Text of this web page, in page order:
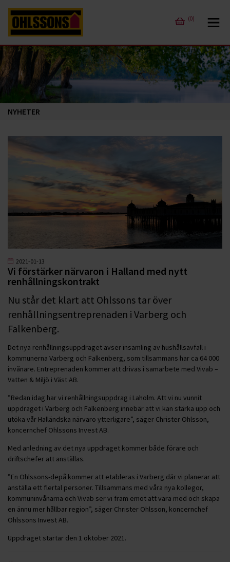
(0)
NYHETER
2021-01-13
Vi förstärker närvaron i Halland med nytt
renhållningskontrakt
Nu står det klart att Ohlssons tar över
renhållningsentreprenaden i Varberg och
Falkenberg.
Det nya renhållningsuppdraget avser insamling av hushållsavfall i
kommunerna Varberg och Falkenberg, som tillsammans har ca 64 000
invånare. Entreprenaden kommer att drivas i samarbete med Vivab –
Vatten & Miljö i Väst AB.
”Redan idag har vi renhållningsuppdrag i Laholm. Att vi nu vunnit
uppdraget i Varberg och Falkenberg innebär att vi kan stärka upp och
utöka vår Halländska närvaro ytterligare”, säger Christer Ohlsson,
koncernchef Ohlssons Invest AB.
Med anledning av det nya uppdraget kommer både förare och
driftschefer att anställas.
”En Ohlssons-depå kommer att etableras i Varberg där vi planerar att
anställa ett flertal personer. Tillsammans med våra nya kollegor,
kommuninvånarna och Vivab ser vi fram emot att vara med och skapa
en ännu mer hållbar region”, säger Christer Ohlsson, koncernchef
Ohlssons Invest AB.
Uppdraget startar den 1 oktober 2021.